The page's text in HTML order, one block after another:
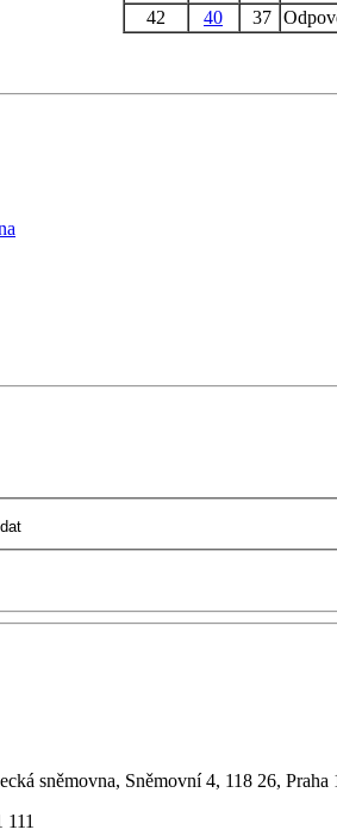
42
40 37
sněmovna, Sněmovní 4, 118 26, Praha
111